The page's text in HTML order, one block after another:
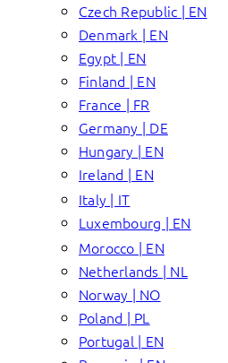
Czech Republic | EN
Denmark | EN
Egypt | EN
Finland | EN
France | FR
Germany | DE
Hungary | EN
Ireland | EN
Italy | IT
Luxembourg | EN
Morocco | EN
Netherlands | NL
Norway | NO
Poland | PL
Portugal | EN